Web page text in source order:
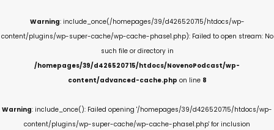
Warning: include_once(/homepages/39/d426520715/htdocs/wp-
content/plugins/wp-super-cache/wp-cache-phase1.php): Failed to open stream: No
such file or directory in
/homepages/39/d426520715/htdocs/NovenoPodcast/wp-
content/advanced-cache.php on line 8
Warning: include_once(): Failed opening '/homepages/39/d426520715/htdocs/wp-
content/plugins/wp-super-cache/wp-cache-phase1.php' for inclusion